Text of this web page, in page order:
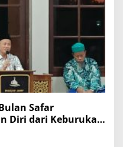
Safar
Diri dari Keburukan
Kebaikan